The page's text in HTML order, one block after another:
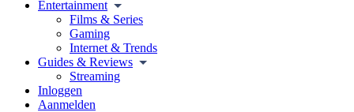
Entertainment
Films & Series
Gaming
Internet & Trends
Guides & Reviews
Streaming
Inloggen
Aanmelden